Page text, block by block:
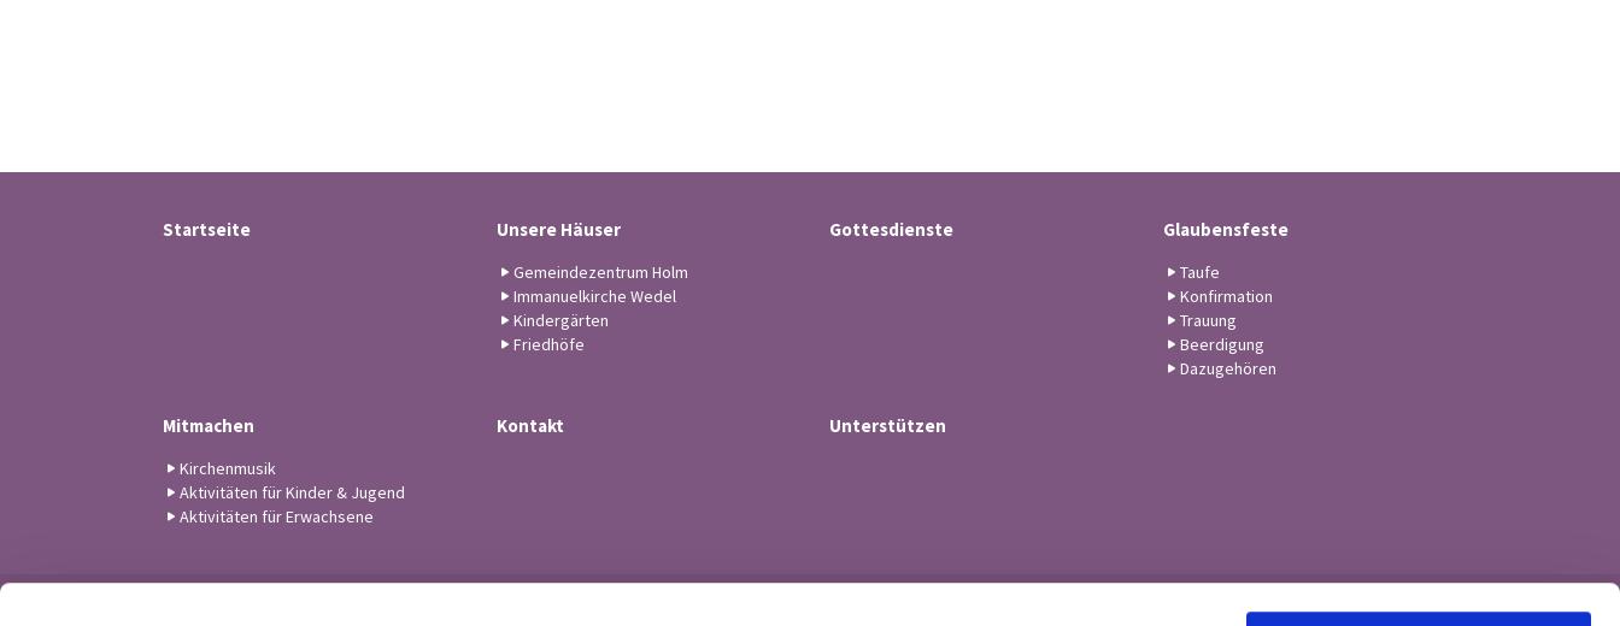
Startseite Unsere Häuser
Gemeindezentrum Holm
Immanuelkirche Wedel
Kindergärten
Friedhöfe
Gottesdienste Glaubensfeste
Taufe
Konfirmation
Trauung
Beerdigung
Dazugehören
Mitmachen
Kirchenmusik
Aktivitäten für Kinder & Jugend
Aktivitäten für Erwachsene
Kontakt Unterstützen